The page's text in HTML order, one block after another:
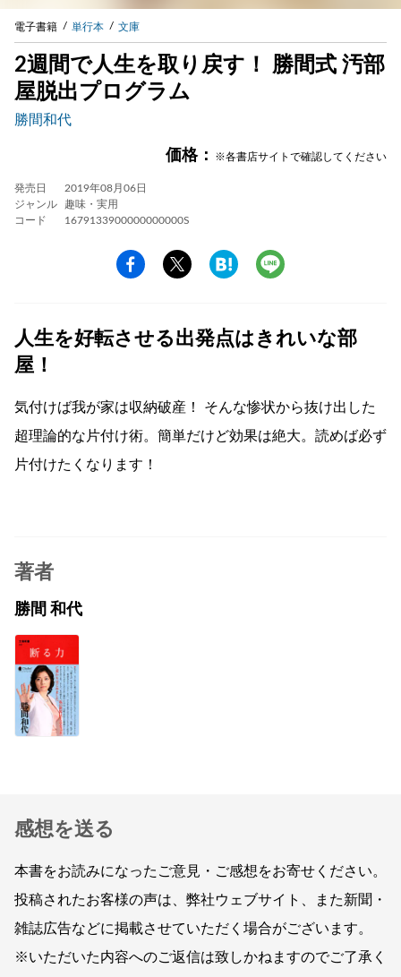
電子書籍 単行本 文庫
2週間で人生を取り戻す！ 勝間式 汚部
屋脱出プログラム
勝間和代
価格： ※各書店サイトで確認してください
発売日
2019年08月06日
ジャンル
趣味・実用
コード
1679133900000000000S
人生を好転させる出発点はきれいな部
屋！
気付けば我が家は収納破産！ そんな惨状から抜け出した
超理論的な片付け術。簡単だけど効果は絶大。読めば必ず
片付けたくなります！
著者
勝間 和代
感想を送る
本書をお読みになったご意見・ご感想をお寄せください。
投稿されたお客様の声は、弊社ウェブサイト、また新聞・
雑誌広告などに掲載させていただく場合がございます。
※いただいた内容へのご返信は致しかねますのでご了承く